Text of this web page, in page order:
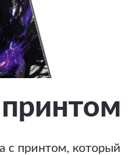
с принтом, который